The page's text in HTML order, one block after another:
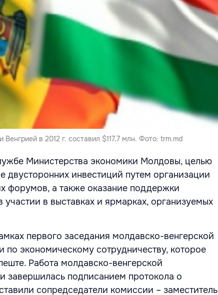
в 2012 г. составил $117,7 млн. Фото: trm.md
Министерства экономики Молдовы, целью
двусторонних инвестиций путем организации
форумов, а также оказание поддержки
в выставках и ярмарках, организуемых
первого заседания молдавско-венгерской
по экономическому сотрудничеству, которое
Работа молдавско-венгерской
завершилась подписанием протокола о
сопредседатели комиссии – заместитель